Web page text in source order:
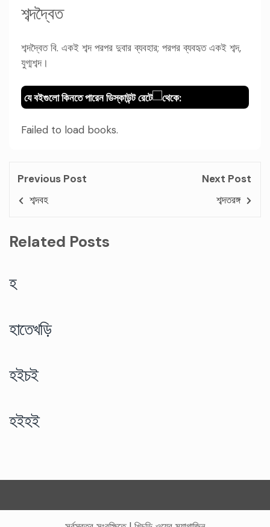
শব্দদ্বৈত
শব্দদ্বৈত বি. একই শব্দ পরপর দুবার ব্যবহার; পরপর ব্যবহৃত একই শব্দ,
যুগ্মশব্দ।
যে বইগুলো কিনতে পারেন ডিস্কাউন্ট রেটে থেকে:
Failed to load books.
Previous Post
শব্দবহ
Next Post
শব্দতরঙ্গ
Related Posts
হ
হাতেখড়ি
হইচই
হইহই